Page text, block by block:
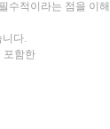
수적이라는 점을 이
다.
포함한